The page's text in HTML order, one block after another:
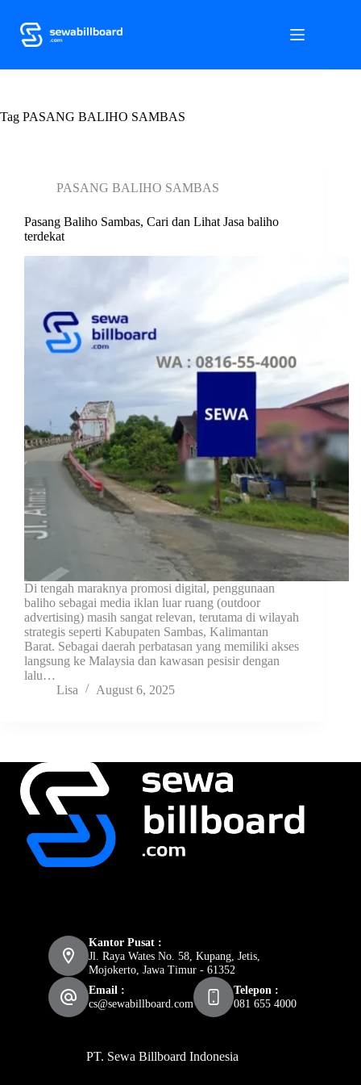
k
t
o
Tag PASANG BALIHO SAMBAS
PASANG BALIHO SAMBAS
Pasang Baliho Sambas, Cari dan Lihat Jasa baliho
terdekat
Di tengah maraknya promosi digital, penggunaan
baliho sebagai media iklan luar ruang (outdoor
advertising) masih sangat relevan, terutama di wilayah
strategis seperti Kabupaten Sambas, Kalimantan
Barat. Sebagai daerah perbatasan yang memiliki akses
langsung ke Malaysia dan kawasan pesisir dengan
lalu…
Lisa
August 6, 2025
Kantor Pusat :
Jl. Raya Wates No. 58, Kupang, Jetis,
Mojokerto, Jawa Timur - 61352
Email :
cs@sewabillboard.com
Telepon :
081 655 4000
PT. Sewa Billboard Indonesia